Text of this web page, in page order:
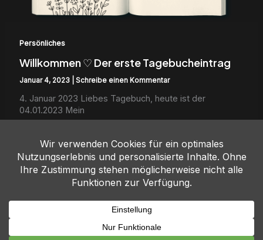
Persönliches
Willkommen ♡ Der erste Tagebucheintrag
Januar 4, 2023 |Schreibe einen Kommentar
4. Jan­u­ar 2023 Liebes Tage­buch, heute ist der
04.01.2023 Mein
Weiterlesen...
Copyright © 2026 Tee mit Molly | Powered by Molly
Impressum